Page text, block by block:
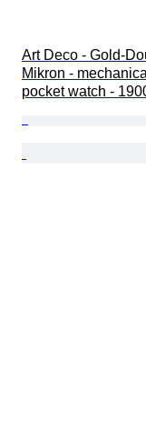
Art Deco - Gold-
Mikron -
pocket watch -